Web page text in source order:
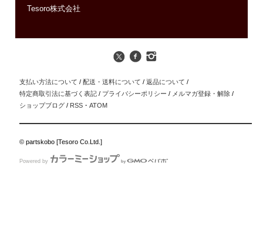
Tesoro株式会社
支払い方法について / 配送・送料について / 返品について /
特定商取引法に基づく表記 / プライバシーポリシー / メルマガ登録・解除 /
ショップブログ / RSS ・ATOM
© partskobo [Tesoro Co.Ltd.]
Powered by